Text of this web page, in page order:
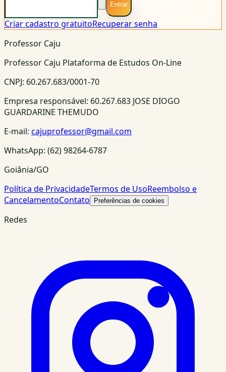
Entrar
Criar cadastro gratuitoRecuperar senha
Professor Caju
Professor Caju Plataforma de Estudos On-Line
CNPJ: 60.267.683/0001-70
Empresa responsável: 60.267.683 JOSE DIOGO
GUARDARINE THEMUDO
E-mail: cajuprofessor@gmail.com
WhatsApp: (62) 98264-6787
Goiânia/GO
Política de PrivacidadeTermos de UsoReembolso e
CancelamentoContato Preferências de cookies
Redes